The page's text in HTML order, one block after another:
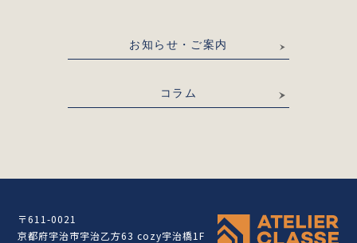
お知らせ・ご案内
コラム
〒611-0021
京都府宇治市宇治乙方63 cozy宇治橋1F